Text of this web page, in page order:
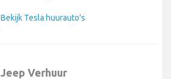
Bekijk Tesla huurauto's
Jeep Verhuur